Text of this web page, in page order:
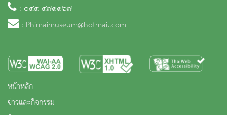
: ๐๔๔-๔๗๑๑๖๗
: Phimaimuseum@hotmail.com
หน้าหลัก
ข่าวและกิจกรรม